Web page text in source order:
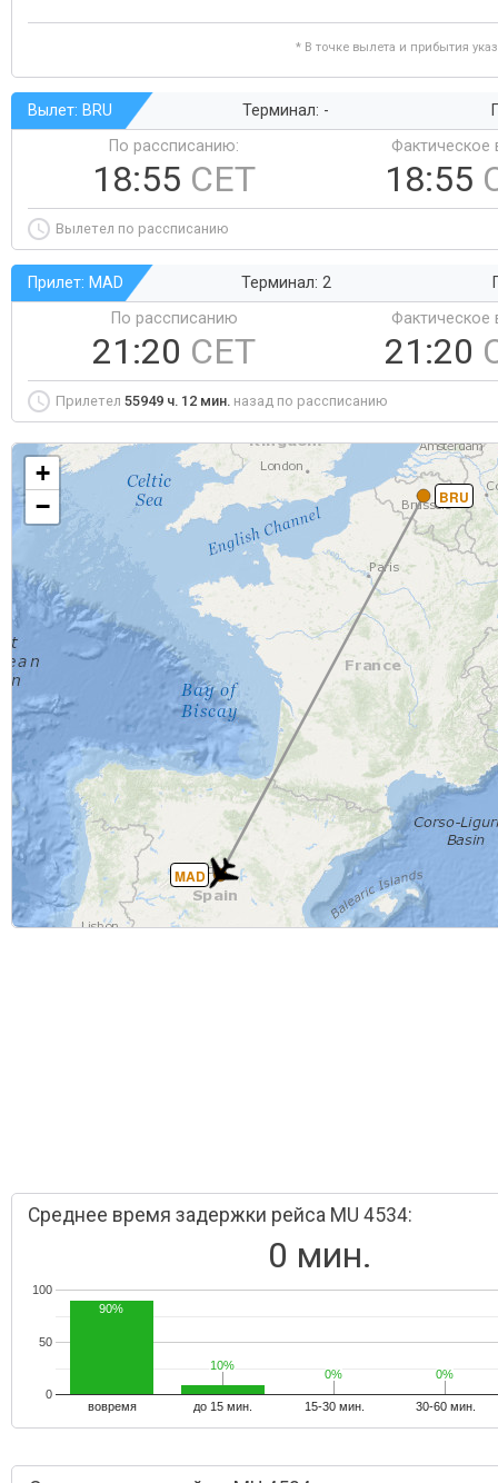
* В точке вылета и прибытия
Вылет: BRU Терминал: -
По рассписанию:
18:55 CET
Фактическое
18:55
Вылетел по рассписанию
Прилет: MAD Терминал: 2
По рассписанию
21:20 CET
Фактическое
21:20
Прилетел 55949 ч. 12 мин. назад по рассписанию
BRU
MAD
+
−
Среднее время задержки рейса MU 4534:
0 мин.
вовремя до 15 мин. 15-30 мин. 30-60 мин.
0
50
100
90%
10%
10%
0%
0% 0%
0%